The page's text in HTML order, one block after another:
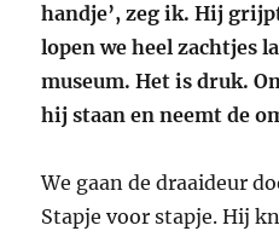
handje’, zeg ik. Hij
lopen we heel zachtjes
museum. Het is druk.
hij staan en neemt de
We gaan de draaideur
Stapje voor stapje. Hij